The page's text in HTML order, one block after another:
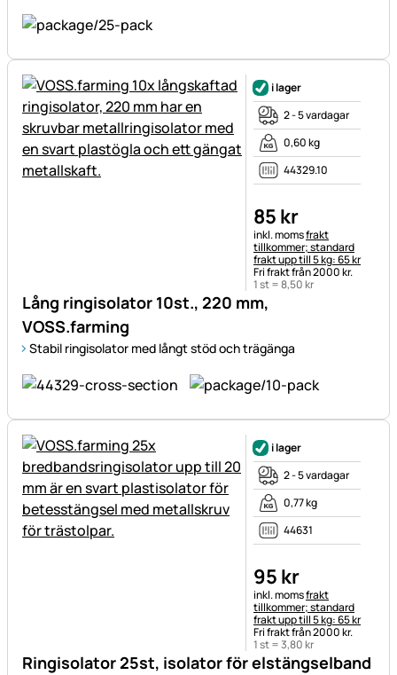
Lång ringisolator 10st., 220 mm,
VOSS.farming
Stabil ringisolator med långt stöd och trägänga
i lager
2 - 5 vardagar
0,60 kg
44329.10
85 kr
Skatteinformation:
inkl. momsfrakt
tillkommer; standard
frakt upp till 5 kg: 65 kr
Fri frakt från 2000 kr.
1 st =8,50kr
Ringisolator 25st, isolator för elstängselband
i lager
2 - 5 vardagar
0,77 kg
44631
95 kr
Skatteinformation:
inkl. momsfrakt
tillkommer; standard
frakt upp till 5 kg: 65 kr
Fri frakt från 2000 kr.
1 st =3,80kr